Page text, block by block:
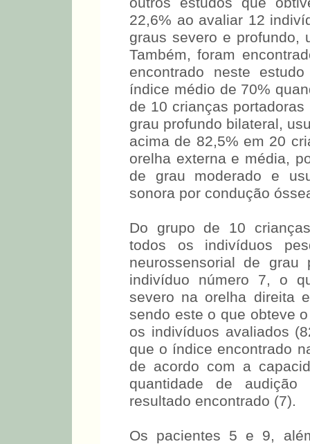
outros estudos que
22,6% ao avaliar 12
graus severo e profundo,
Também, foram
encontrado neste
índice médio de 70%
de 10 crianças
grau profundo
índices acima de
malformação de orelha
auditiva condutiva de
Do grupo de 10
todos os indivíduos
neurossensorial de grau
indivíduo número 7, o
severo na orelha direita
sendo este o que obteve
os indivíduos avaliados
que o índice encontrado
de acordo com a
quantidade de audição